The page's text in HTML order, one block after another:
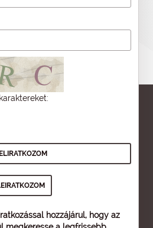
hozzájárul, hogy az